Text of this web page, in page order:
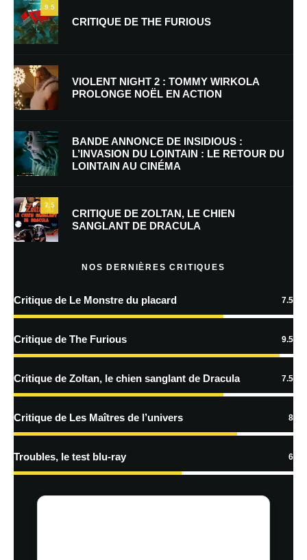
Nom*
E-mail *
Enregistrer mon nom, mon e-mail et mon site dans le navigateur pour
mon prochain commentaire.
Prévenez-moi de tous les nouveaux commentaires par e-mail.
Prévenez-moi de tous les nouveaux articles par e-mail.
En savoir
traitées
9.5
CRITIQUE DE THE FURIOUS
VIOLENT NIGHT 2 : TOMMY WIRKOLA
PROLONGE NOËL EN ACTION
BANDE ANNONCE DE INSIDIOUS :
L’INVASION DU LOINTAIN : LE RETOUR DU
LOINTAIN AU CINÉMA
7.5
CRITIQUE DE ZOLTAN, LE CHIEN
SANGLANT DE DRACULA
NOS DERNIÈRES CRITIQUES
Critique de Le Monstre du placard 7.5
Critique de The Furious 9.5
Critique de Zoltan, le chien sanglant de Dracula 7.5
Critique de Les Maîtres de l’univers 8
Troubles, le test blu-ray 6